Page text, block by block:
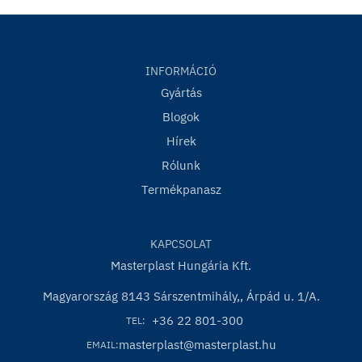
: eredeti, zárt csomagolásban a gyártási
időtől számított 12 hónapig, száraz, hűvös, közvetlen
napsugárzástól és fagytól védett helyen, (+)5°C és (+)25°C
közötti hőmérsékleten. A megkezdett, de teljesen el nem
anyagot minél előbb felhasználni.
INFORMÁCIÓ
Gyártás
Blogok
Hírek
Rólunk
Termékpanasz
KAPCSOLAT
Masterplast Hungária Kft.
Magyarország 8143 Sárszentmihály,, Árpád u. 1/A.
TEL: +36 22 801-300
EMAIL:masterplast@masterplast.hu